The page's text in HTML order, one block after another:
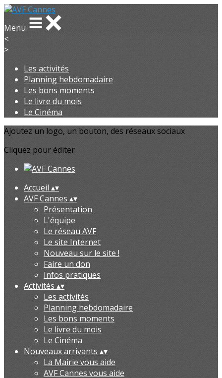
Menu
<
>
Les activités
Planning hebdomadaire
Les bons moments
Le livre du mois
Le Cinéma
Ajoutez un logo, un bouton, des réseaux sociaux
Cliquez pour éditer
Accueil ▴▾
AVF Cannes ▴▾
Présentation
L'équipe
Le réseau AVF
Le site Internet
Nouveau sur le site !
Faire un don
Infos pratiques
Activités ▴▾
Les activités
Planning hebdomadaire
Les bons moments
Le livre du mois
Le Cinéma
Nouveaux arrivants ▴▾
La Mairie vous aide
AVF Cannes vous aide